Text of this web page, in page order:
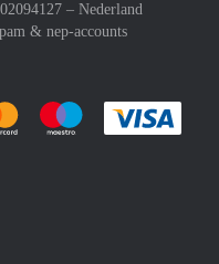
– Nederland
& nep-accounts
gemakkelijk af met Paypal
Je rekent gemakkelijk af met
Je rekent